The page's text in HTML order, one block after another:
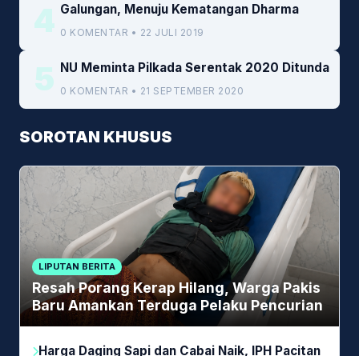
4 Galungan, Menuju Kematangan Dharma
0 KOMENTAR • 22 JULI 2019
5 NU Meminta Pilkada Serentak 2020 Ditunda
0 KOMENTAR • 21 SEPTEMBER 2020
SOROTAN KHUSUS
LIPUTAN BERITA
Resah Porang Kerap Hilang, Warga Pakis
Baru Amankan Terduga Pelaku Pencurian
Harga Daging Sapi dan Cabai Naik, IPH Pacitan